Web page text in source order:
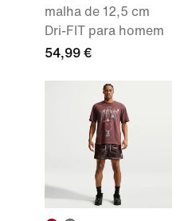
malha de 12,5 cm
Dri-FIT para homem
54,99 €